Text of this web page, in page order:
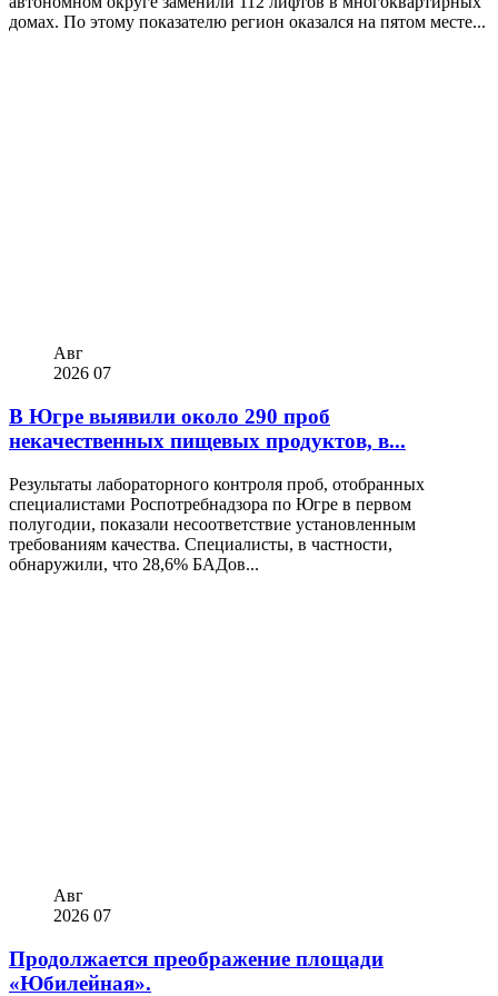
домах. По этому показателю регион оказался на пятом месте...
Авг
2026 07
В Югре выявили около 290 проб
некачественных пищевых продуктов, в...
Результаты лабораторного контроля проб, отобранных
специалистами Роспотребнадзора по Югре в первом
полугодии, показали несоответствие установленным
требованиям качества. Специалисты, в частности,
обнаружили, что 28,6% БАДов...
Авг
2026 07
Продолжается преображение площади
«Юбилейная».